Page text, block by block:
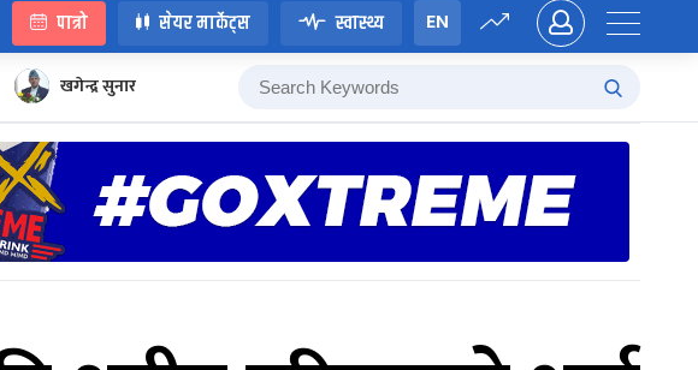
पात्रो सेयर मार्केट्स स्वास्थ्य EN
खगेन्द्र सुनार